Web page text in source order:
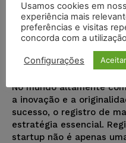
Benefícios
Registro de
Juristas - 12/
No mundo altamente
a inovação e a
sucesso, o registro de
estratégia essencial.
startup não é apenas
Usamos cookies em
experiência mais
preferências e visitas
concorda com a
Configurações Aceitar